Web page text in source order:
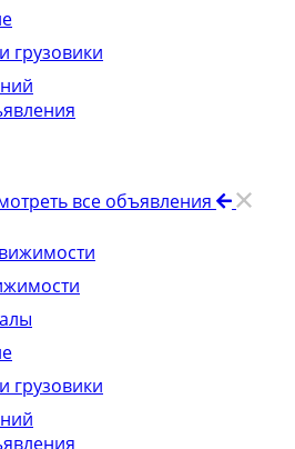
грузовики
все объявления
грузовики